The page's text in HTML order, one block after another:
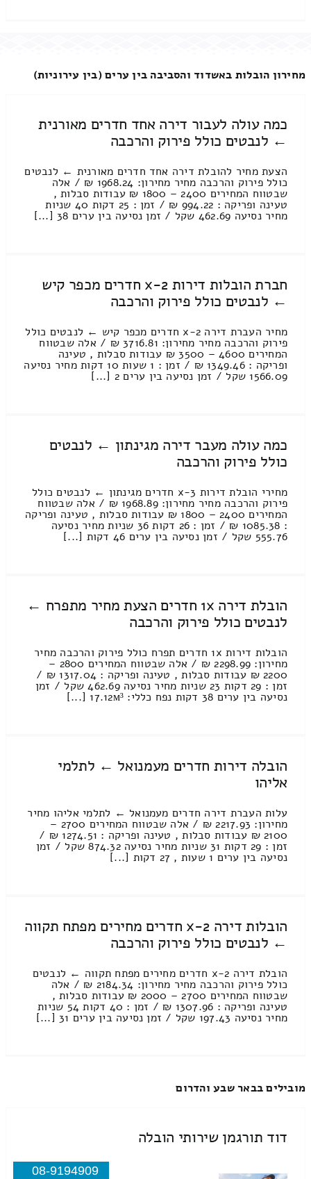
מחירון הובלות באשדוד והסביבה בין ערים (בין עירוניות)
כמה עולה לעבור דירה אחד חדרים מאורנית
← לנבטים כולל פירוק והרכבה
הצעת מחיר להובלת דירה אחד חדרים מאורנית ← לנבטים
כולל פירוק והרכבה מחיר מחירון: 1968.24 ₪ / אלה
שבטווח המחירים 2400 – 1800 ₪ עבודות סבלות ,
טעינה ופריקה : 994.22 ₪ / זמן : 25 דקות 40 שניות
מחיר נסיעה 462.69 שקל / זמן נסיעה בין ערים 38 [...]
חברת הובלות דירות 2-x חדרים מכפר קיש
← לנבטים כולל פירוק והרכבה
מחיר העברת דירה 2-x חדרים מכפר קיש ← לנבטים כולל
פירוק והרכבה מחיר מחירון: 3716.81 ₪ / אלה שבטווח
המחירים 4600 – 3500 ₪ עבודות סבלות , טעינה
ופריקה : 1349.46 ₪ / זמן : 1 שעות 10 דקות מחיר נסיעה
1566.09 שקל / זמן נסיעה בין ערים 2 [...]
כמה עולה מעבר דירה מגינתון ← לנבטים
כולל פירוק והרכבה
מחירי הובלת דירות 3-x חדרים מגינתון ← לנבטים כולל
פירוק והרכבה מחיר מחירון: 1968.89 ₪ / אלה שבטווח
המחירים 2400 – 1800 ₪ עבודות סבלות , טעינה ופריקה
: 1085.38 ₪ / זמן : 26 דקות 36 שניות מחיר נסיעה
555.76 שקל / זמן נסיעה בין ערים 46 דקות [...]
הובלת דירה 1x חדרים הצעת מחיר מתפרח ←
לנבטים כולל פירוק והרכבה
הובלות דירות 1x חדרים תפרח כולל פירוק והרכבה מחיר
מחירון: 2298.99 ₪ / אלה שבטווח המחירים 2800 –
2200 ₪ עבודות סבלות , טעינה ופריקה : 1317.04 ₪ /
זמן : 29 דקות 23 שניות מחיר נסיעה 462.69 שקל / זמן
נסיעה בין ערים 38 דקות נפח כללי: 17.12м³ [...]
הובלה דירות חדרים מעמנואל ← לתלמי
אליהו
עלות העברת דירה חדרים מעמנואל ← לתלמי אליהו מחיר
מחירון: 2217.93 ₪ / אלה שבטווח המחירים 2700 –
2100 ₪ עבודות סבלות , טעינה ופריקה : 1274.51 ₪ /
זמן : 29 דקות 31 שניות מחיר נסיעה 874.32 שקל / זמן
נסיעה בין ערים 1 שעות , 27 דקות [...]
הובלות דירה 2-x חדרים מחירים מפתח תקווה
← לנבטים כולל פירוק והרכבה
הובלת דירה 2-x חדרים מחירים מפתח תקווה ← לנבטים
כולל פירוק והרכבה מחיר מחירון: 2184.34 ₪ / אלה
שבטווח המחירים 2700 – 2000 ₪ עבודות סבלות ,
טעינה ופריקה : 1307.96 ₪ / זמן : 40 דקות 54 שניות
מחיר נסיעה 197.43 שקל / זמן נסיעה בין ערים 31 [...]
מובילים בבאר שבע והדרום
דוד תורגמן שירותי הובלה
08-9194909